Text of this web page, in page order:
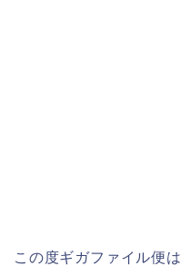
この度ギガファイル便は